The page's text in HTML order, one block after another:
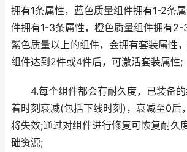
拥有1条属性，蓝色质量组件拥有1-2条
件拥有1-3条属性，橙色质量组件拥有2-
紫色质量以上的组件，会拥有套装属性
组件达到2件或4件后，可激活套装属性;
4.每个组件都会有耐久度，已装备的
着时刻衰减(包括下线时刻)，衰减至0后
将失效;通过对组件进行修复可恢复耐久
础资源;